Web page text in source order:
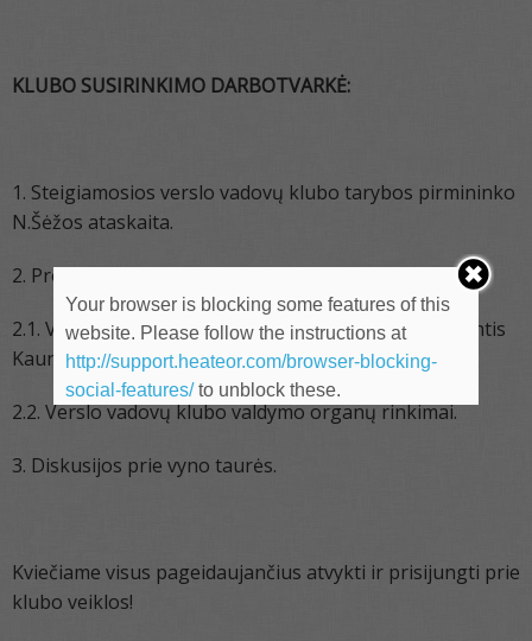
KLUBO SUSIRINKIMO DARBOTVARKĖ:
1. Steigiamosios verslo vadovų klubo tarybos pirmininko
N.Šėžos ataskaita.
2. Procedūriniai klausimai:
2.1. Verslo vadovų klubo nuostatų priėmimas, remiantis
Kauno PPAR klubų pavyzdiniais nuostatais.
2.2. Verslo vadovų klubo valdymo organų rinkimai.
3. Diskusijos prie vyno taurės.
Kviečiame visus pageidaujančius atvykti ir prisijungti prie
klubo veiklos!
Your browser is blocking some features of this
website. Please follow the instructions at
http://support.heateor.com/browser-blocking-
social-features/to unblock these.